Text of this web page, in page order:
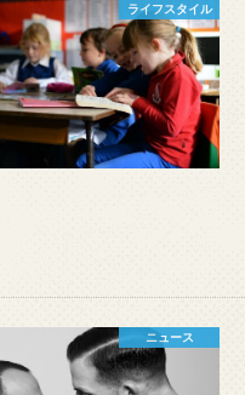
ライフスタイル
ニュース